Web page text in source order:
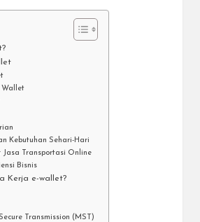
Wallet
Kebutuhan Sehari-Hari
Jasa Transportasi Online
Bisnis
Kerja e-wallet?
Transmission (MST)